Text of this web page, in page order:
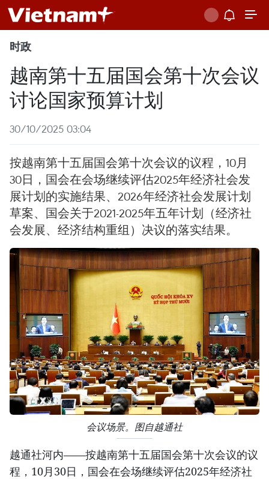
时政
越南第十五届国会第十次会议
讨论国家预算计划
30/10/2025 03:04
按越南第十五届国会第十次会议的议程，10月
30日，国会在会场继续评估2025年经济社会发
展计划的实施结果、2026年经济社会发展计划
草案、国会关于2021-2025年五年计划（经济社
会发展、经济结构重组）决议的落实结果。
会议场景。图自越通社
越通社河内——按越南第十五届国会第十次会议的议
程，10月30日，国会在会场继续评估2025年经济社